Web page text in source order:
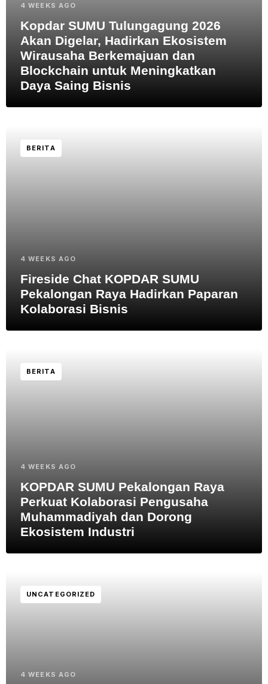
4 WEEKS AGO
Kopdar SUMU Tulungagung 2026
Akan Digelar, Hadirkan Ekosistem
Wirausaha Berkemajuan dan
Blockchain untuk Meningkatkan
Daya Saing Bisnis
BERITA
4 WEEKS AGO
Fireside Chat KOPDAR SUMU
Pekalongan Raya Hadirkan Paparan
Kolaborasi Bisnis
BERITA
4 WEEKS AGO
KOPDAR SUMU Pekalongan Raya
Perkuat Kolaborasi Pengusaha
Muhammadiyah dan Dorong
Ekosistem Industri
UNCATEGORIZED
4 WEEKS AGO